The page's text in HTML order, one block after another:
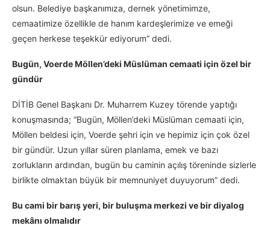
olsun. Belediye başkanımıza, dernek yönetimimze,
cemaatimize özellikle de hanım kardeşlerimize ve emeği
geçen herkese teşekkür ediyorum” dedi.
Bugün, Voerde Möllen’deki Müslüman cemaati için özel bir
gündür
DİTİB Genel Başkanı Dr. Muharrem Kuzey törende yaptığı
konuşmasında; “Bugün, Möllen’deki Müslüman cemaati için,
Möllen beldesi için, Voerde şehri için ve hepimiz için çok özel
bir gündür. Uzun yıllar süren planlama, emek ve bazı
zorlukların ardından, bugün bu caminin açılış töreninde sizlerle
birlikte olmaktan büyük bir memnuniyet duyuyorum” dedi.
Bu cami bir barış yeri, bir buluşma merkezi ve bir diyalog
mekânı olmalıdır